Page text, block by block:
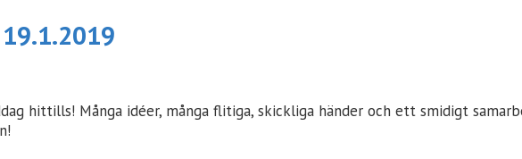
hittills! Många idéer, många flitiga, skickliga händer och ett smidigt